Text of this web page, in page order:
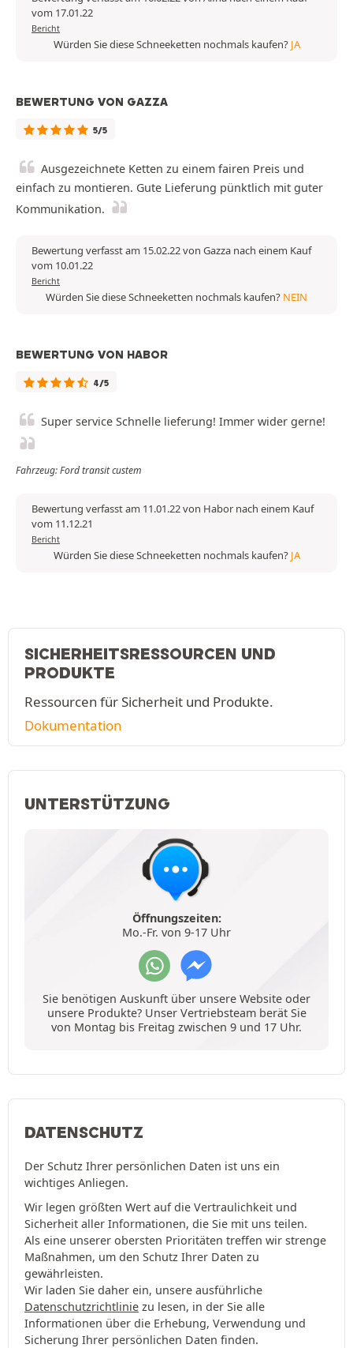
vom 17.01.22
Bericht
Würden Sie diese Schneeketten nochmals kaufen? JA
BEWERTUNG VON GAZZA
5/5
Ausgezeichnete Ketten zu einem fairen Preis und
einfach zu montieren. Gute Lieferung pünktlich mit guter
Kommunikation.
Bewertung verfasst am 15.02.22 von Gazza nach einem Kauf
vom 10.01.22
Bericht
Würden Sie diese Schneeketten nochmals kaufen? NEIN
BEWERTUNG VON HABOR
4/5
Super service Schnelle lieferung! Immer wider gerne!
Fahrzeug: Ford transit custem
Bewertung verfasst am 11.01.22 von Habor nach einem Kauf
vom 11.12.21
Bericht
Würden Sie diese Schneeketten nochmals kaufen? JA
SICHERHEITSRESSOURCEN UND
PRODUKTE
Ressourcen für Sicherheit und Produkte.
Dokumentation
UNTERSTÜTZUNG
Öffnungszeiten:
Mo.-Fr. von 9-17 Uhr
Sie benötigen Auskunft über unsere Website oder
unsere Produkte? Unser Vertriebsteam berät Sie
von Montag bis Freitag zwischen 9 und 17 Uhr.
DATENSCHUTZ
Der Schutz Ihrer persönlichen Daten ist uns ein
wichtiges Anliegen.
Wir legen größten Wert auf die Vertraulichkeit und
Sicherheit aller Informationen, die Sie mit uns teilen.
Als eine unserer obersten Prioritäten treffen wir strenge
Maßnahmen, um den Schutz Ihrer Daten zu
gewährleisten.
Wir laden Sie daher ein, unsere ausführliche
Datenschutzrichtlinie zu lesen, in der Sie alle
Informationen über die Erhebung, Verwendung und
Sicherung Ihrer persönlichen Daten finden.